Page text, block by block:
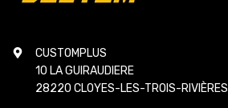
CUSTOMPLUS
10 LA GUIRAUDIERE
28220 CLOYES-LES-TROIS-RIVIÈRES